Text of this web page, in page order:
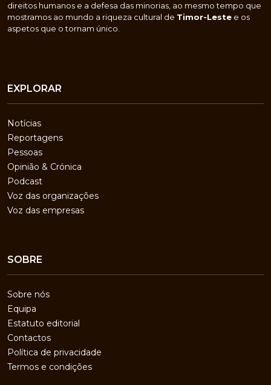
direitos humanos e a defesa das minorias, ao mesmo tempo que
mostramos ao mundo a riqueza cultural de Timor-Leste e os
aspetos que o tornam único.
EXPLORAR
Notícias
Reportagens
Pessoas
Opinião & Crónica
Podcast
Voz das organizações
Voz das empresas
SOBRE
Sobre nós
Equipa
Estatuto editorial
Contactos
Política de privacidade
Termos e condições